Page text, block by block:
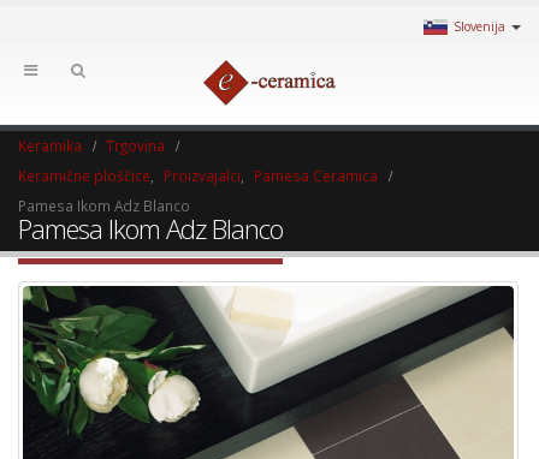
Slovenija
Keramika
Trgovina
Keramične ploščice
Proizvajalci
Pamesa Ceramica
Pamesa Ikom Adz Blanco
Pamesa Ikom Adz Blanco